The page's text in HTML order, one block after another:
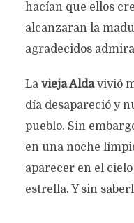
hacían que ellos
alcanzaran la
agradecidos
La vieja Aldavivió
día desapareció y
pueblo. Sin
en una noche
aparecer en el
estrella. Y sin